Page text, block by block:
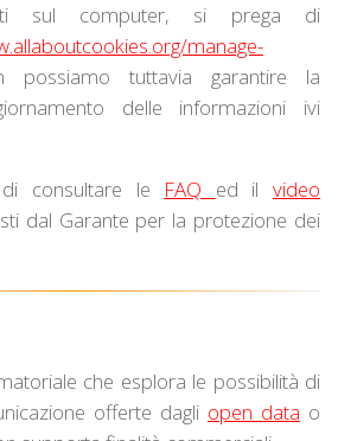
sul computer, si prega di
manage-
possiamo tuttavia garantire la
delle informazioni ivi
consultare le FAQ ed il video
dal Garante per la protezione dei
che esplora le possibilità di
offerte dagli open data o